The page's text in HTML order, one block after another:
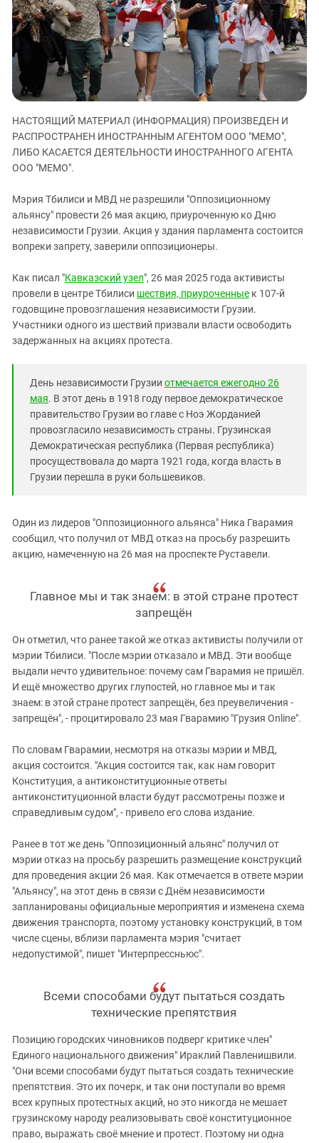
ЗАСТАВЛЯЕТ
КАВКАЗ ЗА ПАЛЕСТИНУ
ИНАКОМЫСЛИЕ В ЧЕЧНЕ
ПРЕСЛЕДОВАНИЕ АКТИВИСТОВ
МОБИЛИЗАЦИЯ И ПРОТЕСТЫ
Дагестан
Ингушетия
Кабардино-Балкария
Калмыкия
Карачаево-Черкесия
Краснодарский край
Российская Федерация
Северная Осетия - Алания
СКФО
Ставропольский край
Чечня
Южная Осетия
Южный Кавказ
ЮФО
НАСТОЯЩИЙ МАТЕРИАЛ (ИНФОРМАЦИЯ) ПРОИЗВЕДЕН И
РАСПРОСТРАНЕН ИНОСТРАННЫМ АГЕНТОМ ООО "МЕМО",
ЛИБО КАСАЕТСЯ ДЕЯТЕЛЬНОСТИ ИНОСТРАННОГО АГЕНТА
ООО "МЕМО".
Мэрия Тбилиси и МВД не разрешили "Оппозиционному
альянсу" провести 26 мая акцию, приуроченную ко Дню
независимости Грузии. Акция у здания парламента состоится
вопреки запрету, заверили оппозиционеры.
Как писал "Кавказский узел", 26 мая 2025 года активисты
провели в центре Тбилиси шествия, приуроченные к 107-й
годовщине провозглашения независимости Грузии.
Участники одного из шествий призвали власти освободить
задержанных на акциях протеста.
День независимости Грузии отмечается ежегодно 26
мая. В этот день в 1918 году первое демократическое
правительство Грузии во главе с Ноэ Жорданией
провозгласило независимость страны. Грузинская
Демократическая республика (Первая республика)
просуществовала до марта 1921 года, когда власть в
Грузии перешла в руки большевиков.
Один из лидеров "Оппозиционного альянса" Ника Гварамия
сообщил, что получил от МВД отказ на просьбу разрешить
акцию, намеченную на 26 мая на проспекте Руставели.
Главное мы и так знаем: в этой стране протест
запрещён
Он отметил, что ранее такой же отказ активисты получили от
мэрии Тбилиси. "После мэрии отказало и МВД. Эти вообще
выдали нечто удивительное: почему сам Гварамия не пришёл.
И ещё множество других глупостей, но главное мы и так
знаем: в этой стране протест запрещён, без преувеличения -
запрещён", - процитировало 23 мая Гварамию "Грузия Online".
По словам Гварамии, несмотря на отказы мэрии и МВД,
акция состоится. "Акция состоится так, как нам говорит
Конституция, а антиконституционные ответы
антиконституционной власти будут рассмотрены позже и
справедливым судом", - привело его слова издание.
Ранее в тот же день "Оппозиционный альянс" получил от
мэрии отказ на просьбу разрешить размещение конструкций
для проведения акции 26 мая. Как отмечается в ответе мэрии
"Альянсу", на этот день в связи с Днём независимости
запланированы официальные мероприятия и изменена схема
движения транспорта, поэтому установку конструкций, в том
числе сцены, вблизи парламента мэрия "считает
недопустимой", пишет "Интерпрессньюс".
Всеми способами будут пытаться создать
технические препятствия
Позицию городских чиновников подверг критике член"
Единого национального движения" Ираклий Павленишвили.
"Они всеми способами будут пытаться создать технические
препятствия. Это их почерк, и так они поступали во время
всех крупных протестных акций, но это никогда не мешает
грузинскому народу реализовывать своё конституционное
право, выражать своё мнение и протест. Поэтому ни одна